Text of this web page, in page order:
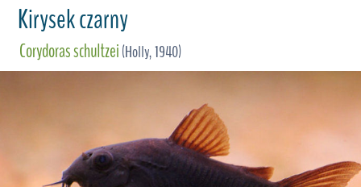
Kirysek czarny
Corydoras schultzei(Holly, 1940)